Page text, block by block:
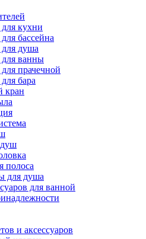
кухни
бассейна
душа
ванны
прачечной
бара
кран
полоса
для душа
для ванной
и аксессуаров